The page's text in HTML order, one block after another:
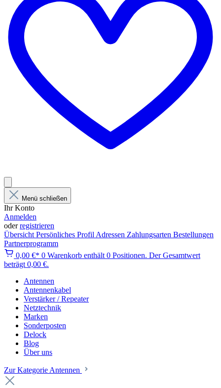
Menü schließen
Ihr Konto
Anmelden
oderregistrieren
Übersicht Persönliches Profil Adressen Zahlungsarten Bestellungen
Partnerprogramm
0,00 €* 0 Warenkorb enthält 0 Positionen. Der Gesamtwert
beträgt 0,00 €.
Antennen
Antennenkabel
Verstärker / Repeater
Netztechnik
Marken
Sonderposten
Delock
Blog
Über uns
Zur Kategorie Antennen